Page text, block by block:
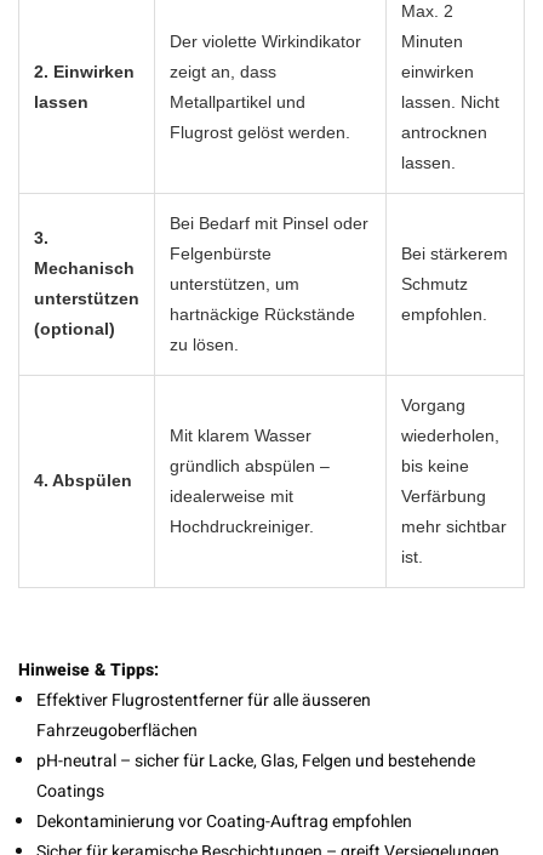
2. Einwirken
lassen
Der violette Wirkindikator
zeigt an, dass
Metallpartikel und
Flugrost gelöst werden.
Max. 2
Minuten
einwirken
lassen. Nicht
antrocknen
lassen.
3.
Mechanisch
unterstützen
(optional)
Bei Bedarf mit Pinsel oder
Felgenbürste
unterstützen, um
hartnäckige Rückstände
zu lösen.
Bei stärkerem
Schmutz
empfohlen.
4. Abspülen
Mit klarem Wasser
gründlich abspülen –
idealerweise mit
Hochdruckreiniger.
Vorgang
wiederholen,
bis keine
Verfärbung
mehr sichtbar
ist.
Hinweise & Tipps:
Effektiver Flugrostentferner für alle äusseren
Fahrzeugoberflächen
pH-neutral – sicher für Lacke, Glas, Felgen und bestehende
Coatings
Dekontaminierung vor Coating-Auftrag empfohlen